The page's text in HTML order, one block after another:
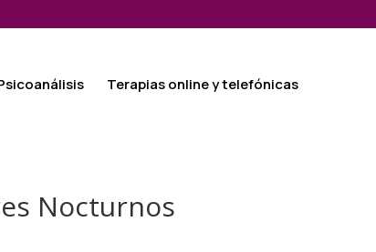
Terapias online y telefónicas
Nocturnos